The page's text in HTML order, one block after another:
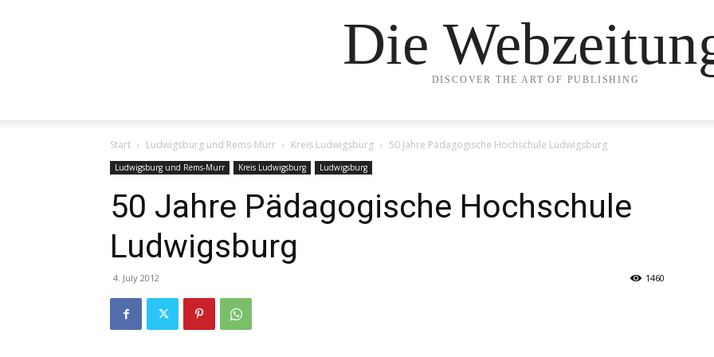
Die
DISCOVER THE ART OF PUBLISHING
Start Ludwigsburg und Rems-Murr Kreis Ludwigsburg 50 Jahre Pädagogische Hochschule Ludwigsburg
Ludwigsburg und Rems-Murr Kreis Ludwigsburg Ludwigsburg
50 Jahre Pädagogische Hochschule
Ludwigsburg
4. July 2012 1460